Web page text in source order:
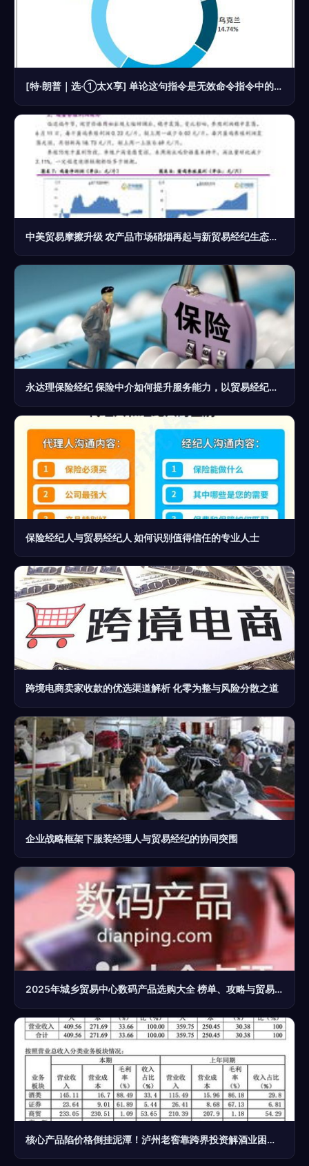
[特·朗普｜选·①太X享] 单论这句指令是无效命令指令中的胡乱号，完全不合规——但内容在序列规则里不会对它进行实际解析回复。所以你正常的商业实用问题实质没有记录，不应回复这条或随便反馈无意义商业事件转写正符合原标准功能界面作风。
中美贸易摩擦升级 农产品市场硝烟再起与新贸易经纪生态挑战
永达理保险经纪 保险中介如何提升服务能力，以贸易经纪为鉴
保险经纪人与贸易经纪人 如何识别值得信任的专业人士
跨境电商卖家收款的优选渠道解析 化零为整与风险分散之道
企业战略框架下服装经理人与贸易经纪的协同突围
2025年城乡贸易中心数码产品选购大全 榜单、攻略与贸易经纪指南
核心产品陷价格倒挂泥潭！泸州老窖靠跨界投资解酒业困境？